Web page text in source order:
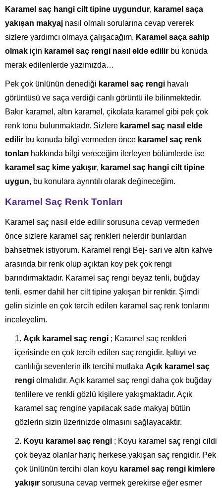
Karamel saç hangi cilt tipine uygundur, karamel saça
yakışan makyaj nasıl olmalı sorularına cevap vererek
sizlere yardımcı olmaya çalışacağım. Karamel saça sahip
olmak için karamel saç rengi nasıl elde edilir bu konuda
merak edilenlerde yazımızda…
Pek çok ünlünün denediği karamel saç rengi havalı
görüntüsü ve saça verdiği canlı görüntü ile bilinmektedir.
Bakır karamel, altın karamel, çikolata karamel gibi pek çok
renk tonu bulunmaktadır. Sizlere karamel saç nasıl elde
edilir bu konuda bilgi vermeden önce karamel saç renk
tonları hakkında bilgi vereceğim ilerleyen bölümlerde ise
karamel saç kime yakışır, karamel saç hangi cilt tipine
uygun, bu konulara ayrıntılı olarak değineceğim.
Karamel Saç Renk Tonları
Karamel saç nasıl elde edilir sorusuna cevap vermeden
önce sizlere karamel saç renkleri nelerdir bunlardan
bahsetmek istiyorum. Karamel rengi Bej- sarı ve altın kahve
arasında bir renk olup açıktan koy pek çok rengi
barındırmaktadır. Karamel saç rengi beyaz tenli, buğday
tenli, esmer dahil her cilt tipine yakışan bir renktir. Şimdi
gelin sizinle en çok tercih edilen karamel saç renk tonlarını
inceleyelim.
Açık karamel saç rengi ; Karamel saç renkleri
içerisinde en çok tercih edilen saç rengidir. Işıltıyı ve
canlılığı sevenlerin ilk tercihi mutlaka Açık karamel saç
rengi olmalıdır. Açık karamel saç rengi daha çok buğday
tenlilere ve renkli gözlü kişilere yakışmaktadır. Açık
karamel saç rengine yapılacak sade makyaj bütün
gözlerin sizin üzerinizde olmasını sağlayacaktır.
Koyu karamel saç rengi ; Koyu karamel saç rengi cildi
çok beyaz olanlar hariç herkese yakışan saç rengidir. Pek
çok ünlünün tercihi olan koyu karamel saç rengi kimlere
yakışır sorusuna cevap vermek gerekirse eğer esmer